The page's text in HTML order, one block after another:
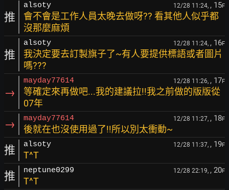
推
alsoty 12/28 11:24, , 15F
會不會是工作人員太晚去做呀?? 看其他人似乎都
沒那麼麻煩
推
alsoty 12/28 11:24, , 16F
我決定要去訂製旗子了~有人要提供標語或者圖片
嗎???
→
mayday77614 12/28 11:26, , 17F
等確定來再做吧...我的建議拉!!我之前做的版版從
07年
→ mayday77614 12/28 11:27, , 18F
後就在也沒使用過了!!所以別太衝動~
推 alsoty 12/28 11:37, , 19F
T^T
推 neptune0299 12/28 22:19, , 20F
T^T